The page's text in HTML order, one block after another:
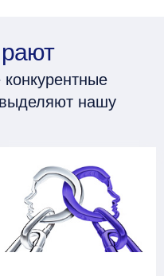
нашу